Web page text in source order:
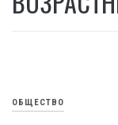
ОБЩЕСТВО